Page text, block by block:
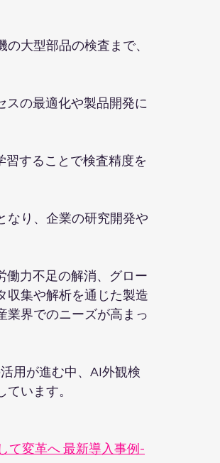
大型部品の検査まで、
スの最適化や製品開発に
することで検査精度を
なり、企業の研究開発や
働力不足の解消、グロー
収集や解析を通じた製造
業界でのニーズが高まっ
用が進む中、AI外観検
います。
て変革へ 最新導入事例-